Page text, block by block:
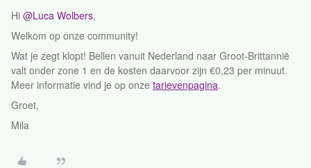
Hi @Luca Wolbers,
Welkom op onze community!
Wat je zegt klopt! Bellen vanuit Nederland naar Groot-Brittannië
valt onder zone 1 en de kosten daarvoor zijn €0,23 per minuut.
Meer informatie vind je op onze tarievenpagina.
Groet,
Mila